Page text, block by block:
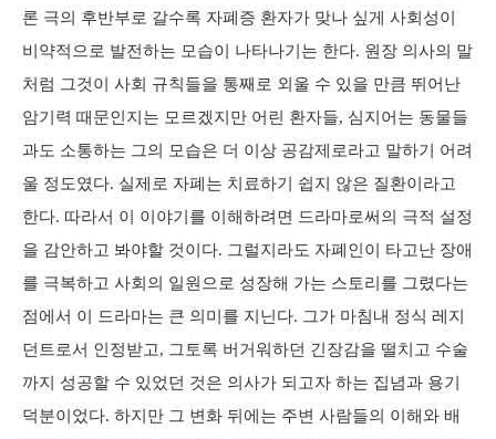
론 극의 후반부로 갈수록 자폐증 환자가 맞나 싶게 사회성이
비약적으로 발전하는 모습이 나타나기는 한다. 원장 의사의 말
처럼 그것이 사회 규칙들을 통째로 외울 수 있을 만큼 뛰어난
암기력 때문인지는 모르겠지만 어린 환자들, 심지어는 동물들
과도 소통하는 그의 모습은 더 이상 공감제로라고 말하기 어려
울 정도였다. 실제로 자폐는 치료하기 쉽지 않은 질환이라고
한다. 따라서 이 이야기를 이해하려면 드라마로써의 극적 설정
을 감안하고 봐야할 것이다. 그럴지라도 자폐인이 타고난 장애
를 극복하고 사회의 일원으로 성장해 가는 스토리를 그렸다는
점에서 이 드라마는 큰 의미를 지닌다. 그가 마침내 정식 레지
던트로서 인정받고, 그토록 버거워하던 긴장감을 떨치고 수술
까지 성공할 수 있었던 것은 의사가 되고자 하는 집념과 용기
덕분이었다. 하지만 그 변화 뒤에는 주변 사람들의 이해와 배